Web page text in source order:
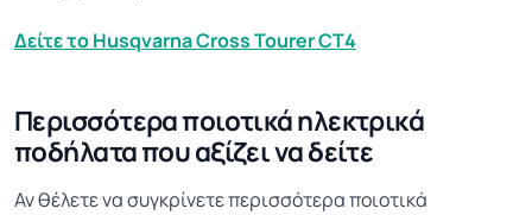
Δείτε το Husqvarna Cross Tourer CT4
Περισσότερα ποιοτικά ηλεκτρικά
ποδήλατα που αξίζει να δείτε
Αν θέλετε να συγκρίνετε περισσότερα ποιοτικά